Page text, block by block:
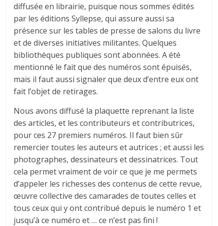
diffusée en librairie, puisque nous sommes édités
par les éditions Syllepse, qui assure aussi sa
présence sur les tables de presse de salons du livre
et de diverses initiatives militantes. Quelques
bibliothèques publiques sont abonnées. A été
mentionné le fait que des numéros sont épuisés,
mais il faut aussi signaler que deux d’entre eux ont
fait l’objet de retirages.
Nous avons diffusé la plaquette reprenant la liste
des articles, et les contributeurs et contributrices,
pour ces 27 premiers numéros. Il faut bien sûr
remercier toutes les auteurs et autrices ; et aussi les
photographes, dessinateurs et dessinatrices. Tout
cela permet vraiment de voir ce que je me permets
d’appeler les richesses des contenus de cette revue,
œuvre collective des camarades de toutes celles et
tous ceux qui y ont contribué depuis le numéro 1 et
jusqu’à ce numéro et … ce n’est pas fini !